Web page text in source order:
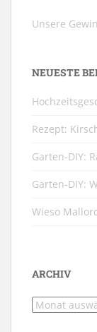
Unsere
NEUESTE
Rezept:
Garten-DIY:
Garten-DIY:
Wieso
ARCHIV
Archiv